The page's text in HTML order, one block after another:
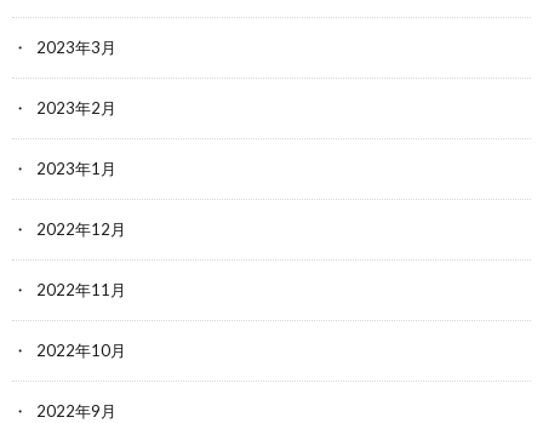
2023年3月
2023年2月
2023年1月
2022年12月
2022年11月
2022年10月
2022年9月